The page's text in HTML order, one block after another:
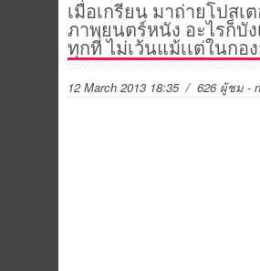
เมื่อเกรียน มาถ่ายโปสเ
ภาพยนตร์หนัง อะไรก็บั
ทุกที่ ไม่เว้นแม้เเต่ในกอ
12 March 2013 18:35/ 626 ผู้ชม -